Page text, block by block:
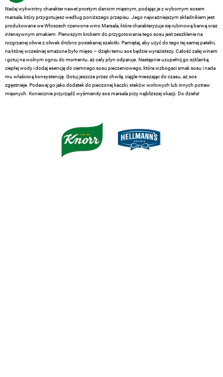
Nadaj wykwintny charakter nawet prostym daniom mięsnym, podając je z wybornym sosem
marsala, który przygotujesz według poniższego przepisu. Jego najważniejszym składnikiem jest
produkowane we Włoszech czerwone wino Marsala, które charakteryzuje się rubinową barwą oraz
intensywnym smakiem. Pierwszym krokiem do przygotowania tego sosu jest zeszklenie na
rozgrzanej oliwie z oliwek drobno posiekanej szalotki. Pamiętaj, aby użyć do tego tej samej patelni,
na której wcześniej smażone było mięso – dzięki temu sos będzie wyrazistszy. Całość zalej winem
i gotuj na wolnym ogniu do momentu, aż cały płyn odparuje. Następnie uzupełnij go szklanką
ciepłej wody i dodaj esencję do ciemnego sosu pieczeniowego, która wzbogaci smak sosu i nada
mu właściwą konsystencję. Gotuj jeszcze przez chwilę, ciągle mieszając do czasu, aż sos
zgęstnieje. Podawaj go jako dodatek do pieczonej kaczki, steków wołowych lub innych potraw
mięsnych. Koniecznie przyrządź wyśmienity sos marsala przy najbliższej okazji. Do dzieła!